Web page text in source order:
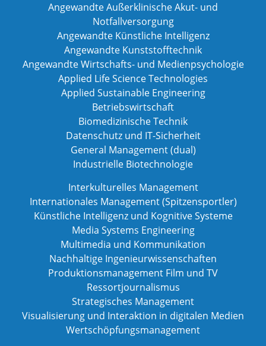
Angewandte Außerklinische Akut- und
Notfallversorgung
Angewandte Künstliche Intelligenz
Angewandte Kunststofftechnik
Angewandte Wirtschafts- und Medienpsychologie
Applied Life Science Technologies
Applied Sustainable Engineering
Betriebswirtschaft
Biomedizinische Technik
Datenschutz und IT-Sicherheit
General Management (dual)
Industrielle Biotechnologie
Interkulturelles Management
Internationales Management (Spitzensportler)
Künstliche Intelligenz und Kognitive Systeme
Media Systems Engineering
Multimedia und Kommunikation
Nachhaltige Ingenieurwissenschaften
Produktionsmanagement Film und TV
Ressortjournalismus
Strategisches Management
Visualisierung und Interaktion in digitalen Medien
Wertschöpfungsmanagement